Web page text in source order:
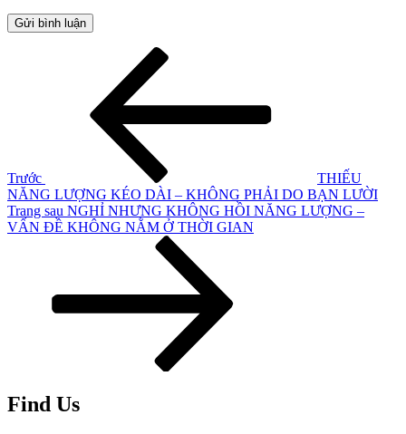
Trước
THIẾU
NĂNG LƯỢNG KÉO DÀI – KHÔNG PHẢI DO BẠN LƯỜI
Bài
tiếp
Trang sau NGHỈ NHƯNG KHÔNG HỒI NĂNG LƯỢNG –
VẤN ĐỀ KHÔNG NẰM Ở THỜI GIAN
Find Us